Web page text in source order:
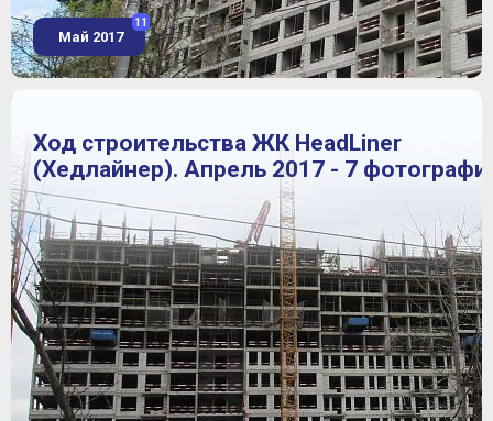
Май 2017
11
Ход строительства ЖК HeadLiner
(Хедлайнер). Апрель 2017 - 7